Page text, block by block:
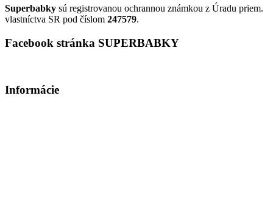
Superbabky sú registrovanou ochrannou známkou z Úradu priem.
vlastníctva SR pod číslom 247579.
Facebook stránka SUPERBABKY
Informácie